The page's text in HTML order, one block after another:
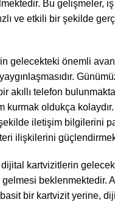
Bu gelişmeler, iş
ve etkili bir şekilde
gelecekteki önemli
akıllı telefon
kurmak oldukça
iletişim bilgilerini
ilişkilerini
kartvizitlerin
beklenmektedir.
bir kartvizit yerine,